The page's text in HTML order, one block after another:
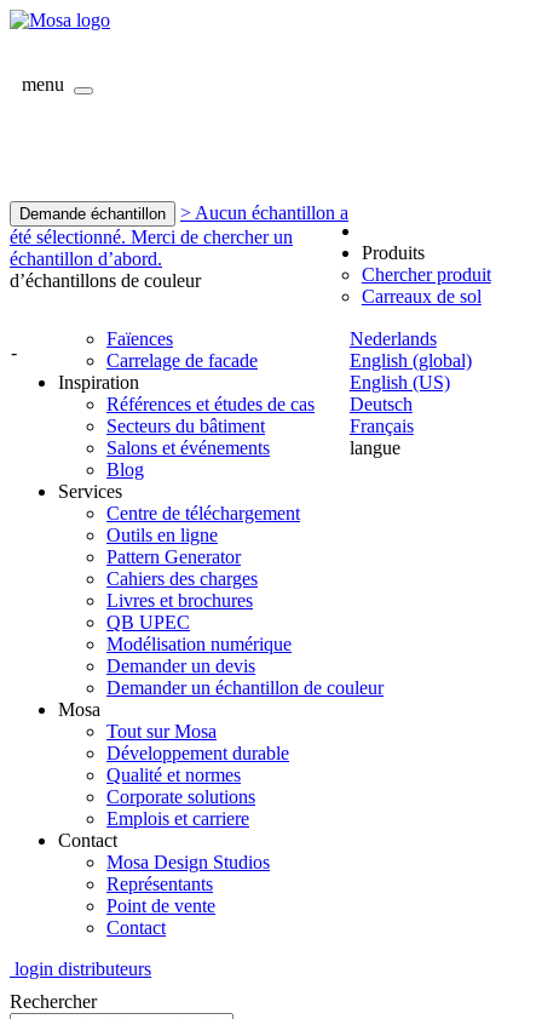
menu
Demande échantillon
> Aucun échantillon a
été sélectionné. Merci de chercher un
échantillon d’abord.
d’échantillons de couleur
-
Nederlands
English (global)
English (US)
Deutsch
Français
langue
Produits
Chercher produit
Carreaux de sol
Faïences
Carrelage de facade
Inspiration
Références et études de cas
Secteurs du bâtiment
Salons et événements
Blog
Services
Centre de téléchargement
Outils en ligne
Pattern Generator
Cahiers des charges
Livres et brochures
QB UPEC
Modélisation numérique
Demander un devis
Demander un échantillon de couleur
Mosa
Tout sur Mosa
Développement durable
Qualité et normes
Corporate solutions
Emplois et carriere
Contact
Mosa Design Studios
Représentants
Point de vente
Contact
login distributeurs
Rechercher